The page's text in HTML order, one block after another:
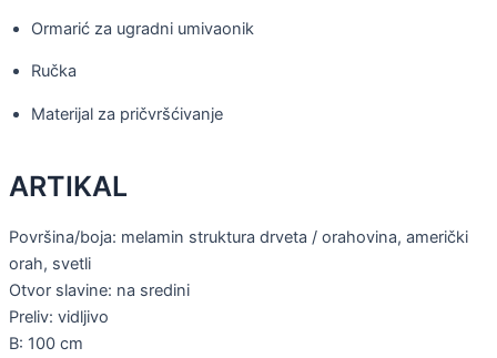
Ormarić za ugradni umivaonik
Ručka
Materijal za pričvršćivanje
ARTIKAL
Površina/boja: melamin struktura drveta / orahovina, američki
orah, svetli
Otvor slavine: na sredini
Preliv: vidljivo
B: 100 cm